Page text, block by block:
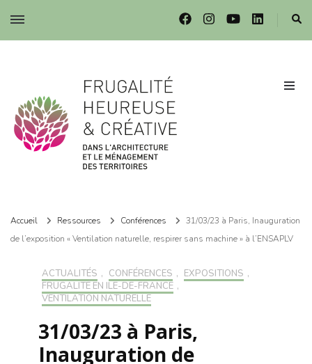
Frugalité dans l'architecture et le ménagement des territoires
Accueil Ressources Conférences
31/03/23 à Paris, Inauguration
de l’exposition « Ventilation naturelle, respirer sans machine » à l’ENSAPLV
ACTUALITÉS , CONFÉRENCES , EXPOSITIONS ,
FRUGALITÉ EN ILE-DE-FRANCE ,
VENTILATION NATURELLE
31/03/23 à Paris,
Inauguration de